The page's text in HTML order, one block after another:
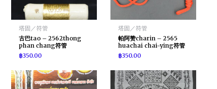
塔固／符管
古巴tao – 2562thong
phan chang符管
฿350.00
塔固／符管
帕阿赞charin – 2565
huachai chai-ying符管
฿350.00